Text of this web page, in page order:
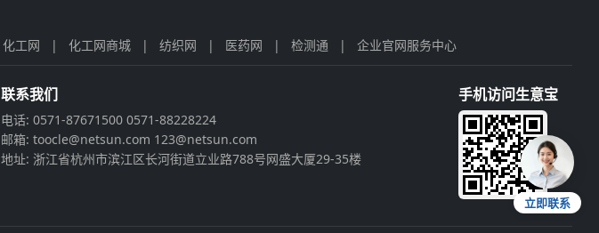
立即联系
化工网 | 化工网商城 | 纺织网 | 医药网 | 检测通 | 企业官网服务中心
联系我们
电话: 0571-87671500 0571-88228224
邮箱: toocle@netsun.com 123@netsun.com
地址: 浙江省杭州市滨江区长河街道立业路788号网盛大厦29-35楼
手机访问生意宝